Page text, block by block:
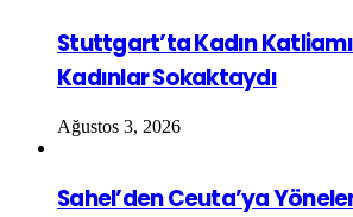
Stuttgart’ta Kadın
Kadınlar Sokaktaydı
Ağustos 3, 2026
Sahel’den Ceuta’ya